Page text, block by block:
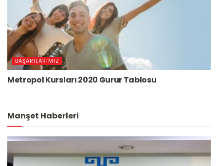
BAŞARILARIMIZ
Metropol Kursları 2020 Gurur Tablosu
Manşet Haberleri